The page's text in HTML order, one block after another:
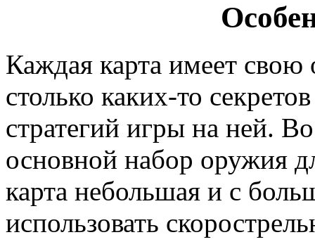
Каждая карта имеет свою
столько каких-то
стратегий игры на ней.
основной набор оружия
карта небольшая и с
использовать